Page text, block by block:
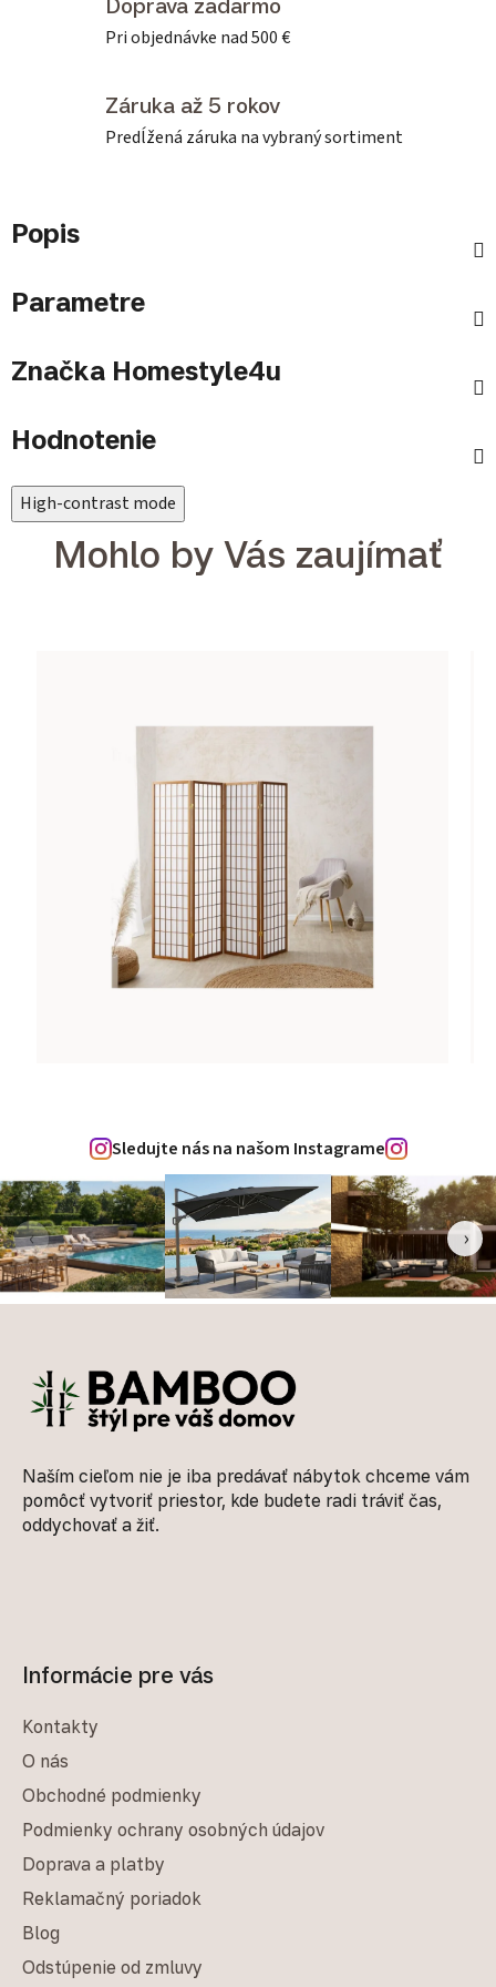
Doprava zadarmo
Pri objednávke nad 500 €
Záruka až 5 rokov
Predĺžená záruka na vybraný sortiment
Popis
Parametre
Značka Homestyle4u
Hodnotenie
High-contrast mode
Mohlo by Vás zaujímať
Sledujte nás na našom Instagrame
‹ ›
Naším cieľom nie je iba predávať nábytok chceme vám
pomôcť vytvoriť priestor, kde budete radi tráviť čas,
oddychovať a žiť.
Informácie pre vás
Kontakty
O nás
Obchodné podmienky
Podmienky ochrany osobných údajov
Doprava a platby
Reklamačný poriadok
Blog
Odstúpenie od zmluvy